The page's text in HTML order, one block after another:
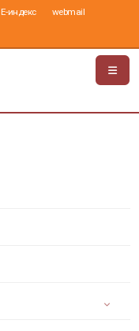
Е-индекс webmail